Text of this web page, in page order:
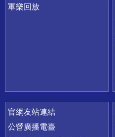
軍樂回放
官網友站連結
公營廣播電臺